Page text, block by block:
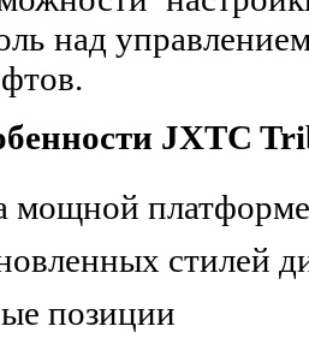
над
JXTC
мощной платформе
стилей
позиции